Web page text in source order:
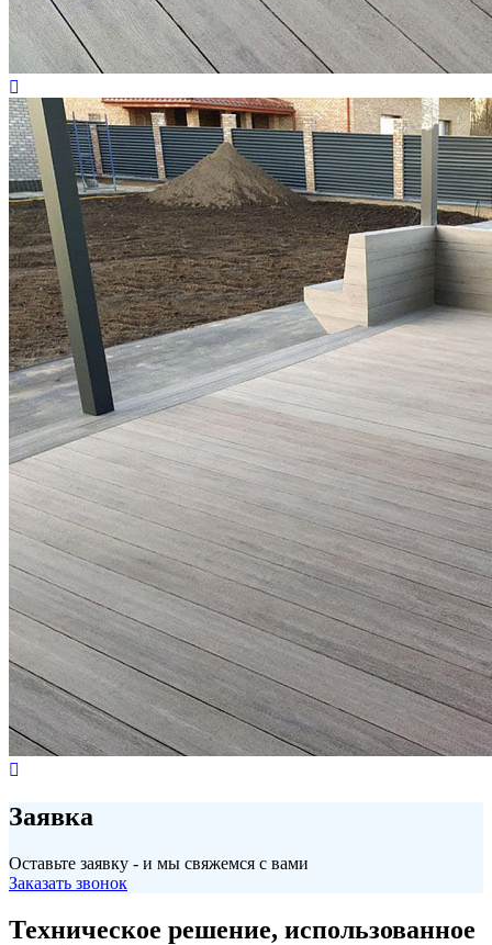
Заявка
Оставьте заявку - и мы свяжемся с вами
Заказать звонок
Техническое решение, использованное